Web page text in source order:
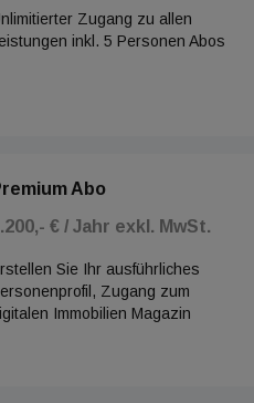
Zugang zu allen
inkl. 5 Personen Abos
Abo
€ / Jahr exkl. MwSt.
Sie Ihr ausführliches
Zugang zum
Immobilien Magazin